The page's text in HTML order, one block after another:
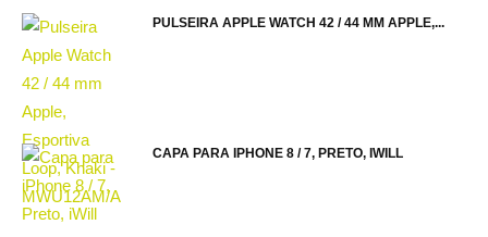
PULSEIRA APPLE WATCH 42 / 44 MM APPLE,...
CAPA PARA IPHONE 8 / 7, PRETO, IWILL